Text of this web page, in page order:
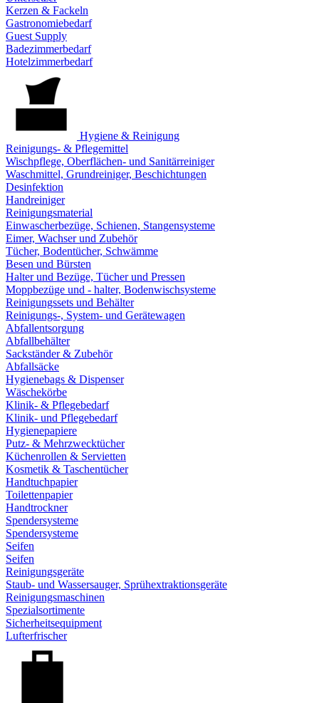
Kerzen & Fackeln
Gastronomiebedarf
Guest Supply
Badezimmerbedarf
Hotelzimmerbedarf
Hygiene & Reinigung
Reinigungs- & Pflegemittel
Wischpflege, Oberflächen- und Sanitärreiniger
Waschmittel, Grundreiniger, Beschichtungen
Desinfektion
Handreiniger
Reinigungsmaterial
Einwascherbezüge, Schienen, Stangensysteme
Eimer, Wachser und Zubehör
Tücher, Bodentücher, Schwämme
Besen und Bürsten
Halter und Bezüge, Tücher und Pressen
Moppbezüge und - halter, Bodenwischsysteme
Reinigungssets und Behälter
Reinigungs-, System- und Gerätewagen
Abfallentsorgung
Abfallbehälter
Sackständer & Zubehör
Abfallsäcke
Hygienebags & Dispenser
Wäschekörbe
Klinik- & Pflegebedarf
Klinik- und Pflegebedarf
Hygienepapiere
Putz- & Mehrzwecktücher
Küchenrollen & Servietten
Kosmetik & Taschentücher
Handtuchpapier
Toilettenpapier
Handtrockner
Spendersysteme
Spendersysteme
Seifen
Seifen
Reinigungsgeräte
Staub- und Wassersauger, Sprühextraktionsgeräte
Reinigungsmaschinen
Spezialsortimente
Sicherheitsequipment
Lufterfrischer